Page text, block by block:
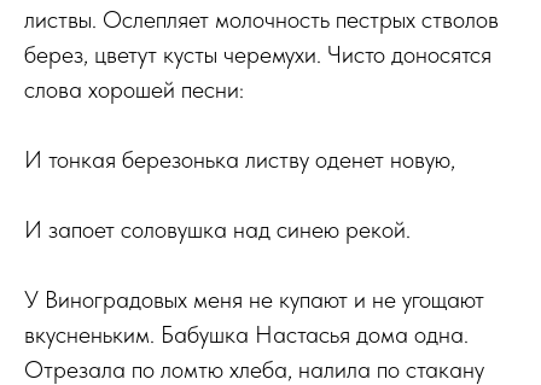
листвы. Ослепляет молочность пестрых стволов
берез, цветут кусты черемухи. Чисто доносятся
слова хорошей песни:
И тонкая березонька листву оденет новую,
И запоет соловушка над синею рекой.
У Виноградовых меня не купают и не угощают
вкусненьким. Бабушка Настасья дома одна.
Отрезала по ломтю хлеба, налила по стакану